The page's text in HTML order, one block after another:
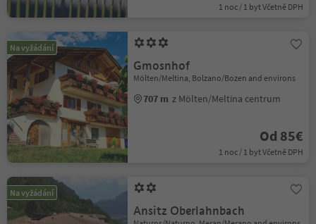
1 noc / 1 byt Včetně DPH
Na vyžádání
Gmosnhof
Mölten/Meltina, Bolzano/Bozen and environs
707 m z Mölten/Meltina centrum
Od 85€
1 noc / 1 byt Včetně DPH
Na vyžádání
Ansitz Oberlahnbach